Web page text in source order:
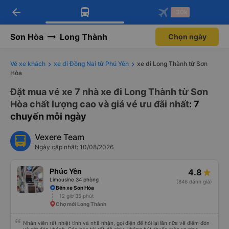
Tải app Vexere ngay!
Nhận ưu đãi thành viên độc
Mở app
Tải app Vexere
-30k/ghế khi đặt vé máy bay qua
Mở app
arrow_back -30k
Sơn Hòa Long Thành Chọn ngày
Vé xe khách xe đi Đồng Nai từ Phú Yên
xe đi Long Thành từ Sơn
Hòa
Đặt mua vé xe 7 nhà xe đi Long Thành từ Sơn
Hòa chất lượng cao và giá vé ưu đãi nhất: 7
chuyến mỗi ngày
Vexere Team
Ngày cập nhật: 10/08/2026
Phúc Yên
Limousine 34 phòng
4.8
(846 đánh giá)
Bến xe Sơn Hòa
12 giờ 35 phút
Chợ mới Long Thành
Nhân viên rất nhiệt tình và nhã nhặn, gọi điện để hỏi lại lần nữa về điểm đón